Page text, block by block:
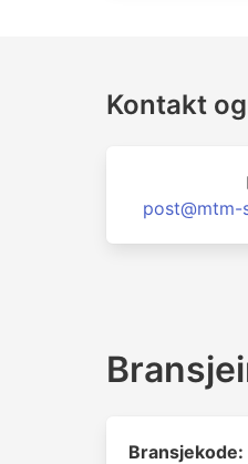
Kontakt
post@mtm-
Bransjekode: